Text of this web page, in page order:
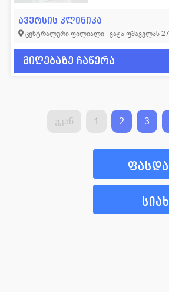
ავერსის კლინიკა
ცენტრალური ფილიალი | ვაჟა ფშაველას
მიღებაზე ჩაწერა
უკან 1 2 3